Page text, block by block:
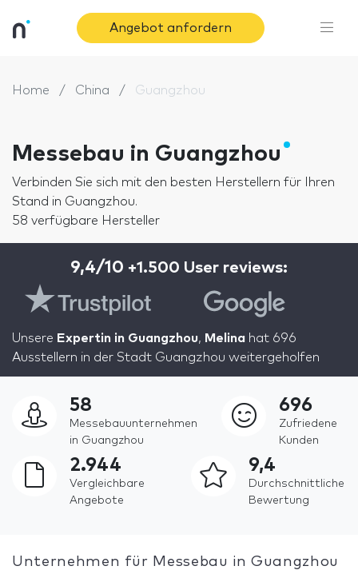
Angebot anfordern
Home China Guangzhou
Messebau in Guangzhou
Verbinden Sie sich mit den besten Herstellern für Ihren
Stand in Guangzhou.
58 verfügbare Hersteller
9,4/10 +1.500 User reviews:
Unsere Expertin in Guangzhou, Melina hat 696
Ausstellern in der Stadt Guangzhou weitergeholfen
58
Messebauunternehmen
in Guangzhou
696
Zufriedene
Kunden
2.944
Vergleichbare
Angebote
9,4
Durchschnittliche
Bewertung
Unternehmen für Messebau in Guangzhou